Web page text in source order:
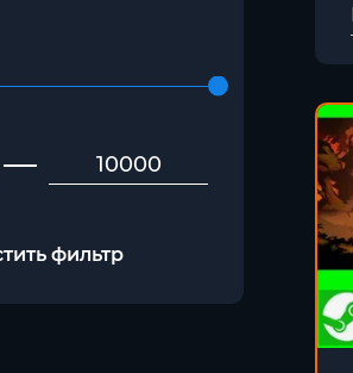
фильтр